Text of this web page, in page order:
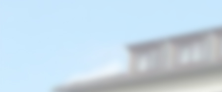
Rüdesheim Weinberge